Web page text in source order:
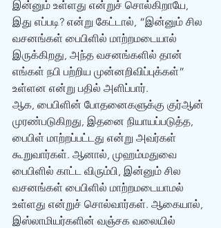
இன்னும் உள்ளது என்றுச் சொல்கிறாயே,
இது எப்படி? என்று கேட்டால், “இன்னும் சில
வசனங்கள் பைபிளில் மாற்றமடையால்
இருக்கிறது, அந்த வசனங்களில் தான்
எங்கள் நபி பற்றிய முன்னறிவிப்புக்கள்”
உள்ளன என்று பதில் அளிப்பார்.
ஆக, பைபிளின் போதனைகளுக்கு குர்‍ஆன்
முரண்படுகிறது, இதனை நியாயப்படுத்த,
பைபிள் மாற்றப்பட்டது என்று அவர்கள்
கூறுவார்கள். ஆனால், முஹம்மதுவை
பைபிளில் காட்ட விரும்பி, இன்னும் சில
வசனங்கள் பைபிளில் மாற்றமடையாமல்
உள்ளது என்றுச் சொல்வார்கள். ஆகையால்,
இஸ்லாமியர்களின் வஞ்சக வலையில்